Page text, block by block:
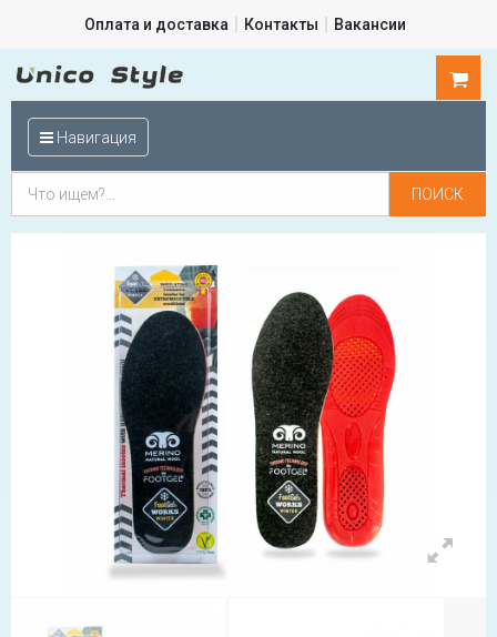
Оплата и доставка Контакты Вакансии
Навигация